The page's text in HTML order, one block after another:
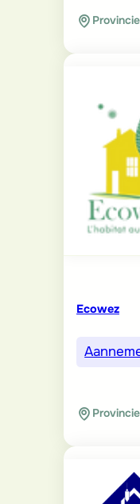
Ecowez